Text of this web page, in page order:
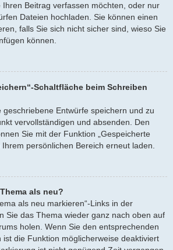
Beitrag verfassen möchten, oder nur
Dateien hochladen. Sie können einen
falls Sie sich nicht sicher sind, wieso Sie
können.
Schaltfläche beim Schreiben
geschriebene Entwürfe speichern und zu
vervollständigen und absenden. Den
Sie mit der Funktion „Gespeicherte
persönlichen Bereich erneut laden.
als neu?
als neu markieren“-Links in der
Sie das Thema wieder ganz nach oben auf
holen. Wenn Sie den entsprechenden
ist die Funktion möglicherweise deaktiviert